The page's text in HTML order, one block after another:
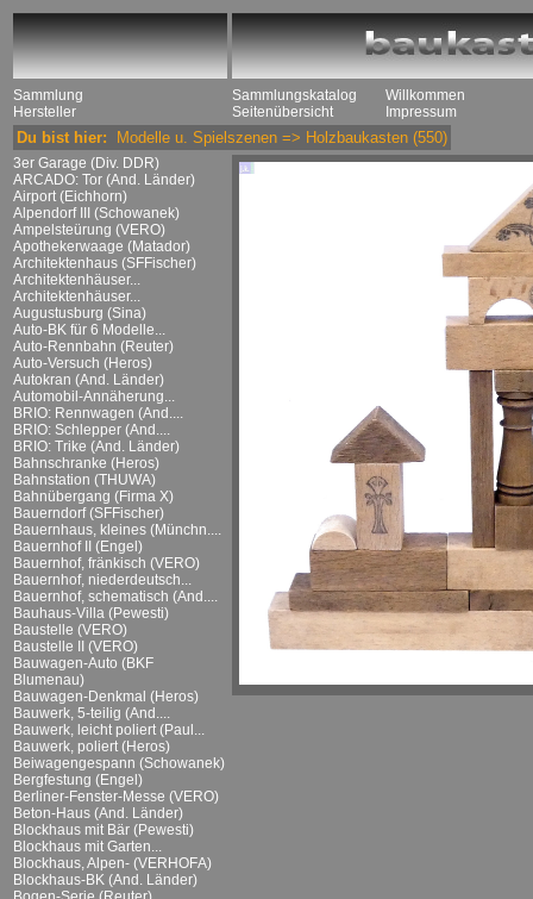
Sammlung
Hersteller
Sammlungskatalog
Seitenübersicht
Willkommen
Impressum
Du bist hier: Modelle u. Spielszenen => Holzbaukasten (550)
3er Garage (Div. DDR)
ARCADO: Tor (And. Länder)
Airport (Eichhorn)
Alpendorf III (Schowanek)
Ampelsteürung (VERO)
Apothekerwaage (Matador)
Architektenhaus (SFFischer)
Architektenhäuser...
Architektenhäuser...
Augustusburg (Sina)
Auto-BK für 6 Modelle...
Auto-Rennbahn (Reuter)
Auto-Versuch (Heros)
Autokran (And. Länder)
Automobil-Annäherung...
BRIO: Rennwagen (And....
BRIO: Schlepper (And....
BRIO: Trike (And. Länder)
Bahnschranke (Heros)
Bahnstation (THUWA)
Bahnübergang (Firma X)
Bauerndorf (SFFischer)
Bauernhaus, kleines (Münchn....
Bauernhof II (Engel)
Bauernhof, fränkisch (VERO)
Bauernhof, niederdeutsch...
Bauernhof, schematisch (And....
Bauhaus-Villa (Pewesti)
Baustelle (VERO)
Baustelle II (VERO)
Bauwagen-Auto (BKF
Blumenau)
Bauwagen-Denkmal (Heros)
Bauwerk, 5-teilig (And....
Bauwerk, leicht poliert (Paul...
Bauwerk, poliert (Heros)
Beiwagengespann (Schowanek)
Bergfestung (Engel)
Berliner-Fenster-Messe (VERO)
Beton-Haus (And. Länder)
Blockhaus mit Bär (Pewesti)
Blockhaus mit Garten...
Blockhaus, Alpen- (VERHOFA)
Blockhaus-BK (And. Länder)